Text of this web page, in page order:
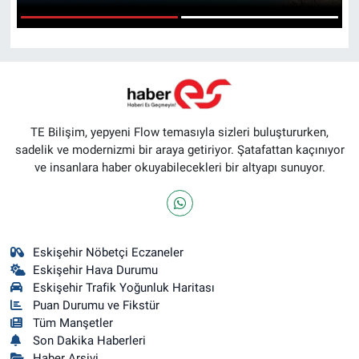
1
TE Bilişim, yepyeni Flow temasıyla sizleri buluştururken,
sadelik ve modernizmi bir araya getiriyor. Şatafattan kaçınıyor
ve insanlara haber okuyabilecekleri bir altyapı sunuyor.
Eskişehir Nöbetçi Eczaneler
Eskişehir Hava Durumu
Eskişehir Trafik Yoğunluk Haritası
Puan Durumu ve Fikstür
Tüm Manşetler
Son Dakika Haberleri
ASAYİŞ